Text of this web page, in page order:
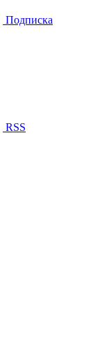
Подписка
RSS